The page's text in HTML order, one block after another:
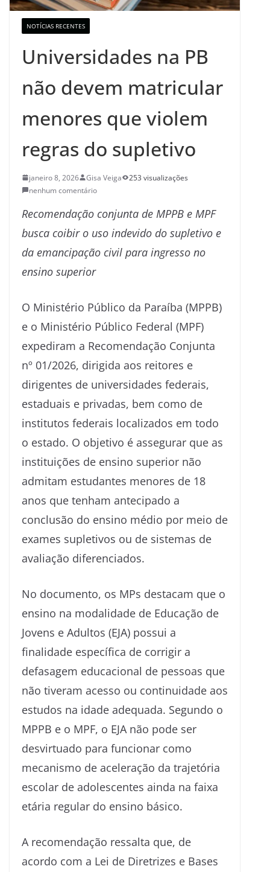
NOTÍCIAS RECENTES
Universidades na PB
não devem matricular
menores que violem
regras do supletivo
janeiro 8, 2026 Gisa Veiga
253 visualizações
nenhum comentário
Recomendação conjunta de MPPB e MPF
busca coibir o uso indevido do supletivo e
da emancipação civil para ingresso no
ensino superior
O Ministério Público da Paraíba (MPPB)
e o Ministério Público Federal (MPF)
expediram a Recomendação Conjunta
nº 01/2026, dirigida aos reitores e
dirigentes de universidades federais,
estaduais e privadas, bem como de
institutos federais localizados em todo
o estado. O objetivo é assegurar que as
instituições de ensino superior não
admitam estudantes menores de 18
anos que tenham antecipado a
conclusão do ensino médio por meio de
exames supletivos ou de sistemas de
avaliação diferenciados.
No documento, os MPs destacam que o
ensino na modalidade de Educação de
Jovens e Adultos (EJA) possui a
finalidade específica de corrigir a
defasagem educacional de pessoas que
não tiveram acesso ou continuidade aos
estudos na idade adequada. Segundo o
MPPB e o MPF, o EJA não pode ser
desvirtuado para funcionar como
mecanismo de aceleração da trajetória
escolar de adolescentes ainda na faixa
etária regular do ensino básico.
A recomendação ressalta que, de
acordo com a Lei de Diretrizes e Bases